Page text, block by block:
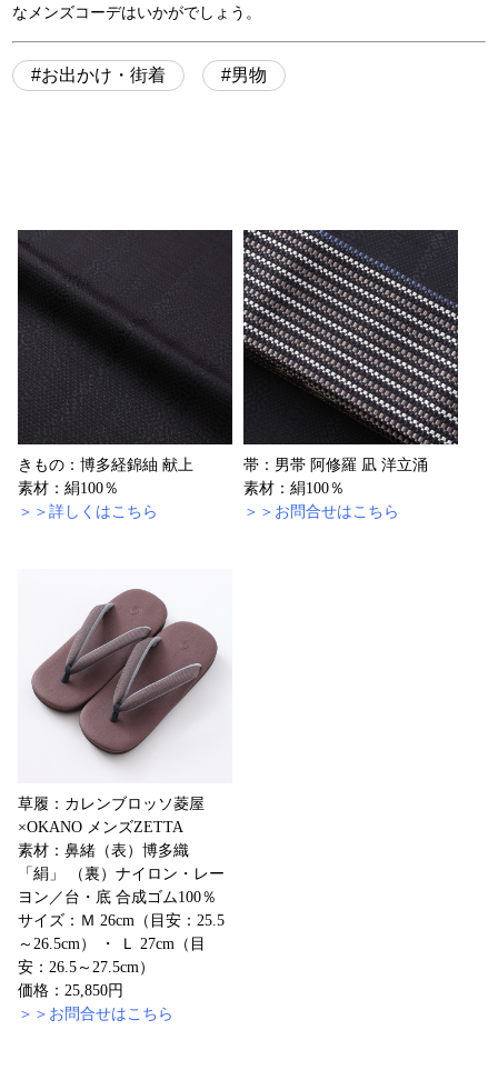
なメンズコーデはいかがでしょう。
お出かけ・街着 男物
きもの：博多経錦紬 献上
素材：絹100％
＞＞詳しくはこちら
帯：男帯 阿修羅 凪 洋立涌
素材：絹100％
＞＞お問合せはこちら
草履：カレンブロッソ菱屋
×OKANO メンズZETTA
素材：鼻緒（表）博多織
「絹」 （裏）ナイロン・レー
ヨン／台・底 合成ゴム100％
サイズ：Ｍ 26cm（目安：25.5
～26.5cm） ・ Ｌ 27cm（目
安：26.5～27.5cm）
価格：25,850円
＞＞お問合せはこちら